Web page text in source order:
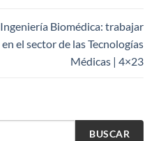
Ingeniería Biomédica: trabajar
en el sector de las Tecnologías
Médicas | 4×23
BUSCAR